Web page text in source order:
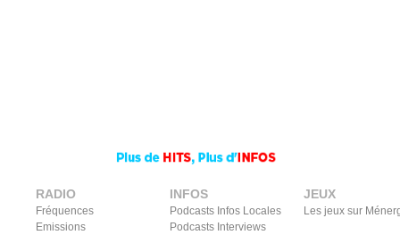
RADIO
Fréquences
Emissions
INFOS
Podcasts Infos Locales
Podcasts Interviews
JEUX
Les jeux sur